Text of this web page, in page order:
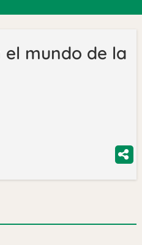
el mundo de la